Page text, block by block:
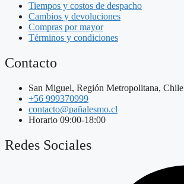
Tiempos y costos de despacho
Cambios y devoluciones
Compras por mayor
Términos y condiciones
Contacto
San Miguel, Región Metropolitana, Chile
+56 999370999
contacto@pañalesmo.cl
Horario 09:00-18:00
Redes Sociales